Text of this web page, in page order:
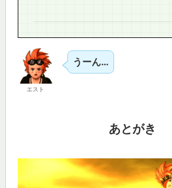
エスト
うーん…
あとがき